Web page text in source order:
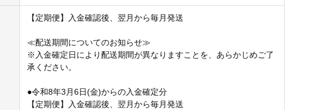
【定期便】入金確認後、翌月から毎月発送
≪配送期間についてのお知らせ≫
※入金確定日により配送期間が異なりますことを、あらかじめご了
承ください。
●令和8年3月6日(金)からの入金確定分
【定期便】入金確認後、翌月から毎月発送